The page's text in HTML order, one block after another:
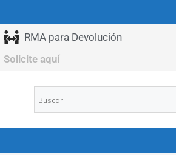
RMA para Devolución
Solicite aquí